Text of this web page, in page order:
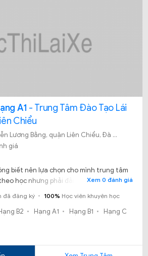
A1 - Trung Tâm Đào Tạo Lái
Chiểu
75 Nguyễn Lương Bằng, quận Liên Chiểu, Đà Nẵng
giá
biết nên lựa chọn cho mình trung tâm
học nhưng phải đảm bảo uy tín, chất
khi kết thúc khóa học lấy bằng lái xe.
hay khu vực lân cận thì Trung tâm đào
Chiểu sẽ là một gợi ý tuyệt vời dành
Xem 0 đánh giá
đã đăng ký 100% Học viên khuyên học
B2 Hạng A1 Hạng B1 Hạng C